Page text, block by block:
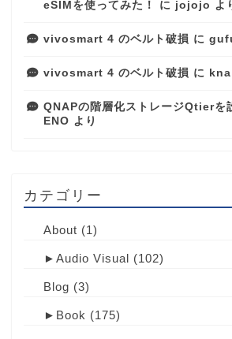
eSIMを使ってみた！
に jojojo よ
vivosmart 4 のベルト破損 に
vivosmart 4 のベルト破損 に
QNAPの階層化ストレージQtierを
ENO より
カテゴリー
About (1)
► Audio Visual (102)
Blog (3)
► Book (175)